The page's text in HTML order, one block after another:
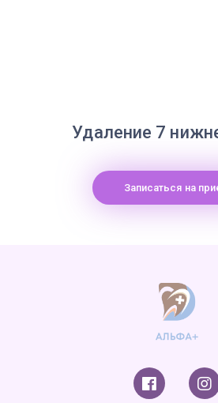
Удаление 7
Записаться на